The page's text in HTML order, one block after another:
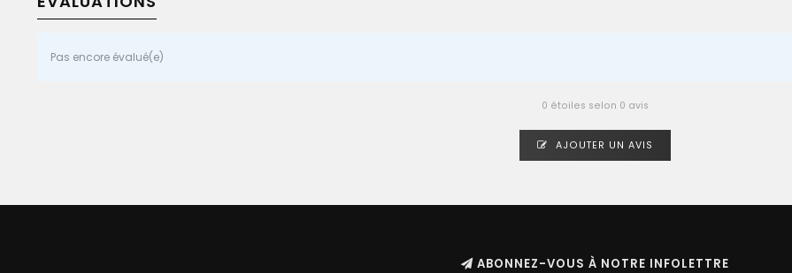
Pas encore évalué(e)
0 étoiles selon 0 avis
AJOUTER UN AVIS
ABONNEZ-VOUS À NOTRE INFOLETTRE